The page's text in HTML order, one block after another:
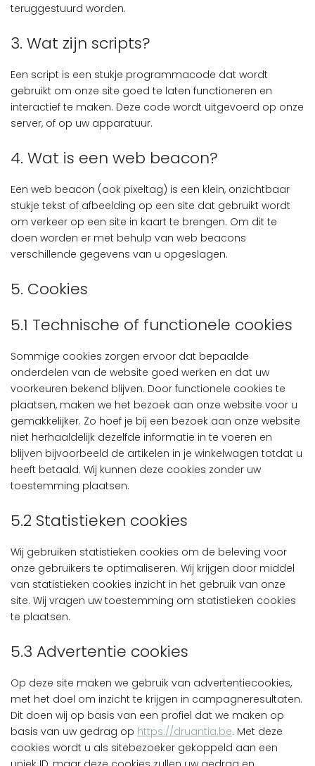
teruggestuurd worden.
3. Wat zijn scripts?
Een script is een stukje programmacode dat wordt
gebruikt om onze site goed te laten functioneren en
interactief te maken. Deze code wordt uitgevoerd op onze
server, of op uw apparatuur.
4. Wat is een web beacon?
Een web beacon (ook pixeltag) is een klein, onzichtbaar
stukje tekst of afbeelding op een site dat gebruikt wordt
om verkeer op een site in kaart te brengen. Om dit te
doen worden er met behulp van web beacons
verschillende gegevens van u opgeslagen.
5. Cookies
5.1 Technische of functionele cookies
Sommige cookies zorgen ervoor dat bepaalde
onderdelen van de website goed werken en dat uw
voorkeuren bekend blijven. Door functionele cookies te
plaatsen, maken we het bezoek aan onze website voor u
gemakkelijker. Zo hoef je bij een bezoek aan onze website
niet herhaaldelijk dezelfde informatie in te voeren en
blijven bijvoorbeeld de artikelen in je winkelwagen totdat u
heeft betaald. Wij kunnen deze cookies zonder uw
toestemming plaatsen.
5.2 Statistieken cookies
Wij gebruiken statistieken cookies om de beleving voor
onze gebruikers te optimaliseren. Wij krijgen door middel
van statistieken cookies inzicht in het gebruik van onze
site. Wij vragen uw toestemming om statistieken cookies
te plaatsen.
5.3 Advertentie cookies
Op deze site maken we gebruik van advertentiecookies,
met het doel om inzicht te krijgen in campagneresultaten.
Dit doen wij op basis van een profiel dat we maken op
basis van uw gedrag op https://druantia.be. Met deze
cookies wordt u als sitebezoeker gekoppeld aan een